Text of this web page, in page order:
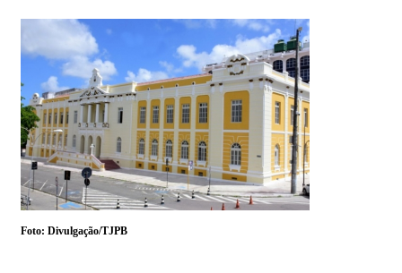
Foto: Divulgação/TJPB